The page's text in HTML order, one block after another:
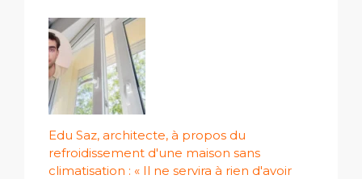
Edu Saz, architecte, à propos du
refroidissement d'une maison sans
climatisation : « Il ne servira à rien d'avoir